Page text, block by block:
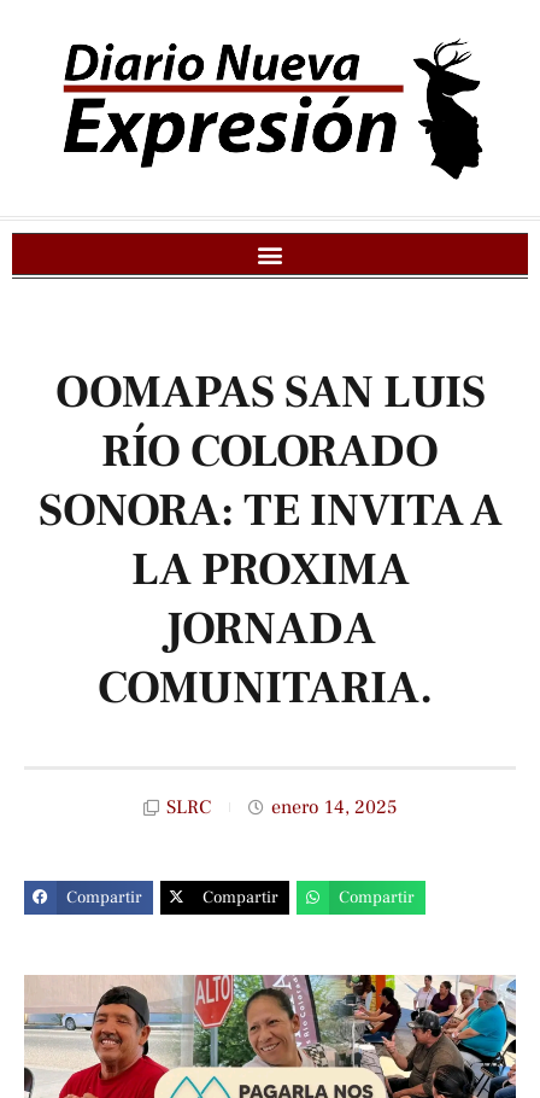
OOMAPAS SAN LUIS
RÍO COLORADO
SONORA: TE INVITA A
LA PROXIMA
JORNADA
COMUNITARIA.
SLRC enero 14, 2025
Compartir Compartir Compartir